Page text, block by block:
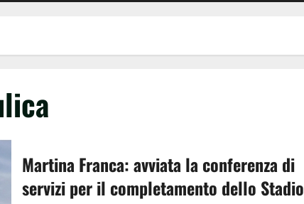
Martina Franca: avviata la conferenza di
servizi per il completamento dello Stadio